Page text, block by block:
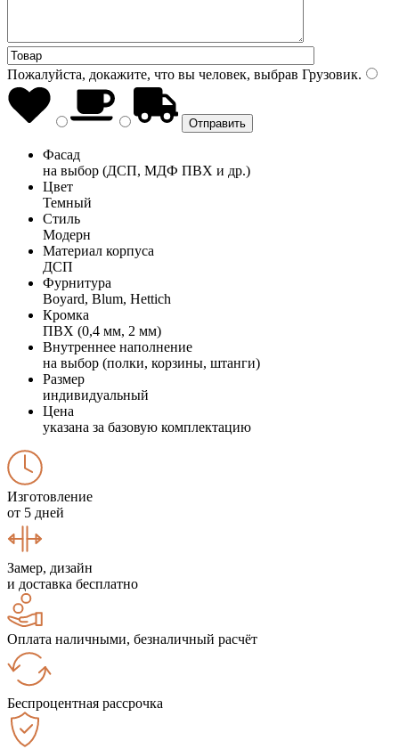
Пожалуйста, докажите, что вы человек, выбрав Грузовик.
Фасад
на выбор (ДСП, МДФ ПВХ и др.)
Цвет
Темный
Стиль
Модерн
Материал корпуса
ДСП
Фурнитура
Boyard, Blum, Hettich
Кромка
ПВХ (0,4 мм, 2 мм)
Внутреннее наполнение
на выбор (полки, корзины, штанги)
Размер
индивидуальный
Цена
указана за базовую комплектацию
Изготовление
от 5 дней
Замер, дизайн
и доставка бесплатно
Оплата наличными, безналичный расчёт
Беспроцентная рассрочка